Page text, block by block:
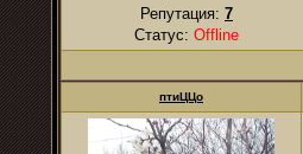
Репутация: 7
Статус: Offline
птиЦЦо